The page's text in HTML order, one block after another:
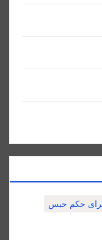
حکم حبس